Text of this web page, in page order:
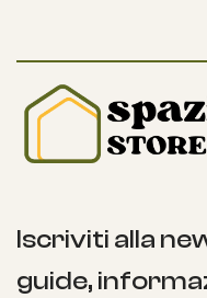
Iscriviti alla
guide,